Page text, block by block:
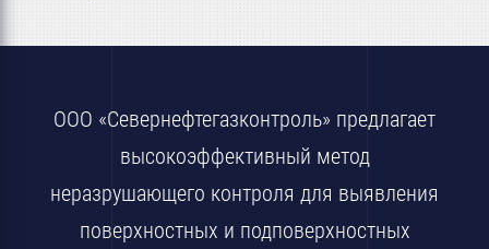
ООО «Севернефтегазконтроль» предлагает
высокоэффективный метод
неразрушающего контроля для выявления
поверхностных и подповерхностных